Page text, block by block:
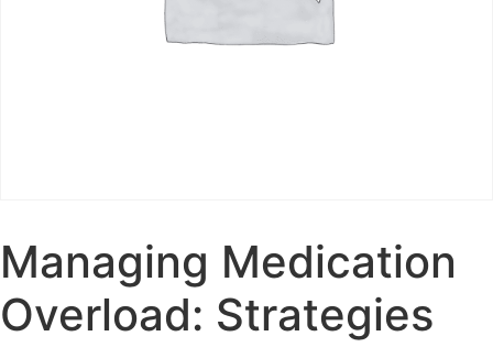
Managing Medication
Overload: Strategies